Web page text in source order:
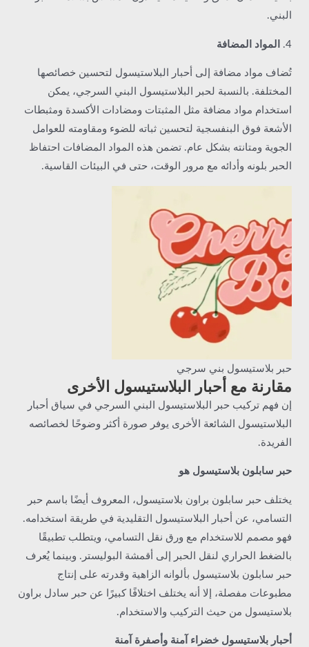
البني.
4. المواد المضافة
تُضاف مواد مضافة إلى أحبار البلاستيسول لتحسين خصائصها
المختلفة. بالنسبة لحبر البلاستيسول البني السرجي، يمكن
استخدام مواد مضافة مثل المثبتات ومضادات الأكسدة ومثبطات
الأشعة فوق البنفسجية لتحسين ثباته للضوء ومقاومته للعوامل
الجوية ومتانته بشكل عام. تضمن هذه المواد المضافات احتفاظ
الحبر بلونه وأدائه مع مرور الوقت، حتى في البيئات القاسية.
حبر بلاستيسول بني سرجي
مقارنة مع أحبار البلاستيسول الأخرى
إن فهم تركيب حبر البلاستيسول البني السرجي في سياق أحبار
البلاستيسول الشائعة الأخرى يوفر صورة أكثر وضوحًا لخصائصه
الفريدة.
حبر سابلون بلاستيسول هو
يختلف حبر سابلون براون بلاستيسول، المعروف أيضًا باسم حبر
التسامي، عن أحبار البلاستيسول التقليدية في طريقة استخدامه.
فهو مصمم للاستخدام مع ورق نقل التسامي، ويتطلب تطبيقًا
بالضغط الحراري لنقل الحبر إلى أقمشة البوليستر. وبينما يُعرف
حبر سابلون بلاستيسول بألوانه الزاهية وقدرته على إنتاج
مطبوعات مفصلة، إلا أنه يختلف اختلافًا كبيرًا عن حبر سادل براون
بلاستيسول من حيث التركيب والاستخدام.
أحبار بلاستيسول خضراء آمنة وأصفرة آمنة